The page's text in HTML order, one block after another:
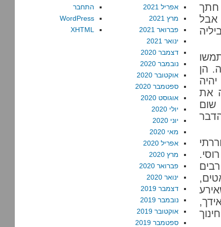
חתך
אבל
הן
את
שום
אפריל 2021
מרץ 2021
פברואר 2021
ינואר 2021
דצמבר 2020
נובמבר 2020
אוקטובר 2020
ספטמבר 2020
אוגוסט 2020
יולי 2020
יוני 2020
מאי 2020
אפריל 2020
מרץ 2020
פברואר 2020
ינואר 2020
דצמבר 2019
נובמבר 2019
אוקטובר 2019
ספטמבר 2019
התחבר
WordPress
XHTML